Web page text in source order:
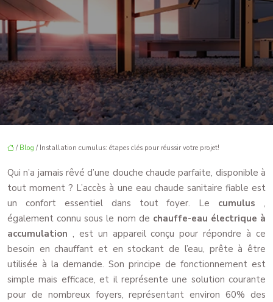
/ Blog / Installation cumulus: étapes clés pour réussir votre projet!
Qui n’a jamais rêvé d’une douche chaude parfaite, disponible à
tout moment ? L’accès à une eau chaude sanitaire fiable est
un confort essentiel dans tout foyer. Le cumulus ,
également connu sous le nom de chauffe-eau électrique à
accumulation , est un appareil conçu pour répondre à ce
besoin en chauffant et en stockant de l’eau, prête à être
utilisée à la demande. Son principe de fonctionnement est
simple mais efficace, et il représente une solution courante
pour de nombreux foyers, représentant environ 60% des